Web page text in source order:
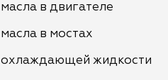
масла в двигателе
масла в мостах
охлаждающей жидкости